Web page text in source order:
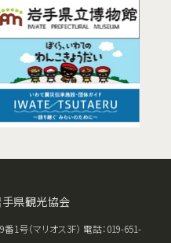
県観光協会
号（マリオス3F） 電話：019-651-